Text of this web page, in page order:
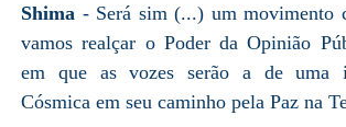
Shima - Será sim (...) um movimento
vamos realçar o Poder da Opinião
em que as vozes serão a de uma
Cósmica em seu caminho pela Paz na